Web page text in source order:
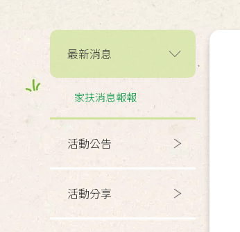
最新消息
家扶消息報報
活動公告
活動分享